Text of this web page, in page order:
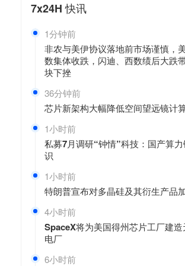
7x24H快讯
1分钟前
非农与美伊协议落地前市场谨慎，
数集体收跌，闪迪、西数绩后大跌
块下挫
36分钟前
芯片新架构大幅降低空间望远镜计
1小时前
私募7月调研“钟情”科技：国产算
识
1小时前
特朗普宣布对多晶硅及其衍生产品
4小时前
SpaceX将为美国得州芯片工厂建
电厂
6小时前